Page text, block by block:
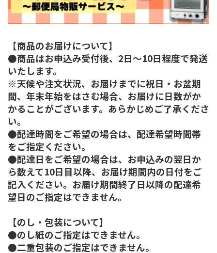
【商品のお届けについて】
●商品はお申込み受付後、2日～10日程度で発送
いたします。
※天候や注文状況、お届けまでに祝日・お盆期
間、年末年始をはさむ場合、お届けに日数がか
かることがございます。あらかじめご了承くださ
い。
●配達時間をご希望の場合は、配達希望時間帯
をご指定ください。
●配達日をご希望の場合は、お申込みの翌日か
ら数えて10日目以降、お届け期間内の日付をご
記入ください。お届け期間終了日以降の配達希
望日のご指定はできません。
【のし・包装について】
●のし紙のご指定はできません。
●二重包装のご指定はできません。